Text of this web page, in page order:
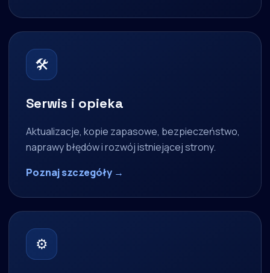
🛠
Serwis i opieka
Aktualizacje, kopie zapasowe, bezpieczeństwo,
naprawy błędów i rozwój istniejącej strony.
Poznaj szczegóły →
⚙